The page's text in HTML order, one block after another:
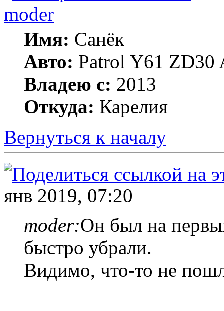
moder
Имя: Санёк
Авто: Patrol Y61 ZD30
Владею с: 2013
Откуда: Карелия
Вернуться к началу
янв 2019, 07:20
moder:Он был на
быстро убрали.
Видимо, что-то не